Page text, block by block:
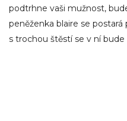
podtrhne vaši mužnost,
peněženka blaire se
s trochou štěstí se v ní